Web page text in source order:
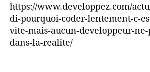
https://www.developpez.com/
di-pourquoi-coder-lentement-c-
vite-mais-aucun-developpeur-
dans-la-realite/